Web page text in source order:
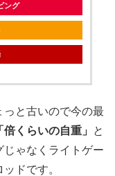
ング
と古いので今の最
倍くらいの自重」
と
ゃなくライトゲー
ドです。